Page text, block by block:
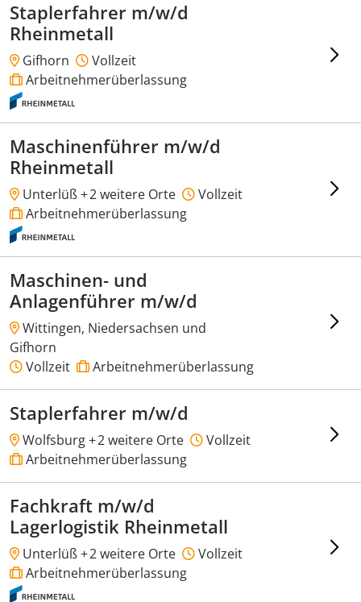
Staplerfahrer m/w/d
Rheinmetall
Gifhorn
Vollzeit
Arbeitnehmerüberlassung
Maschinenführer m/w/d
Rheinmetall
Unterlüß +2 weitere Orte
Vollzeit
Arbeitnehmerüberlassung
Maschinen- und
Anlagenführer m/w/d
Wittingen, Niedersachsen und
Gifhorn
Vollzeit
Arbeitnehmerüberlassung
Staplerfahrer m/w/d
Wolfsburg +2 weitere Orte
Vollzeit
Arbeitnehmerüberlassung
Fachkraft m/w/d
Lagerlogistik Rheinmetall
Unterlüß +2 weitere Orte
Vollzeit
Arbeitnehmerüberlassung